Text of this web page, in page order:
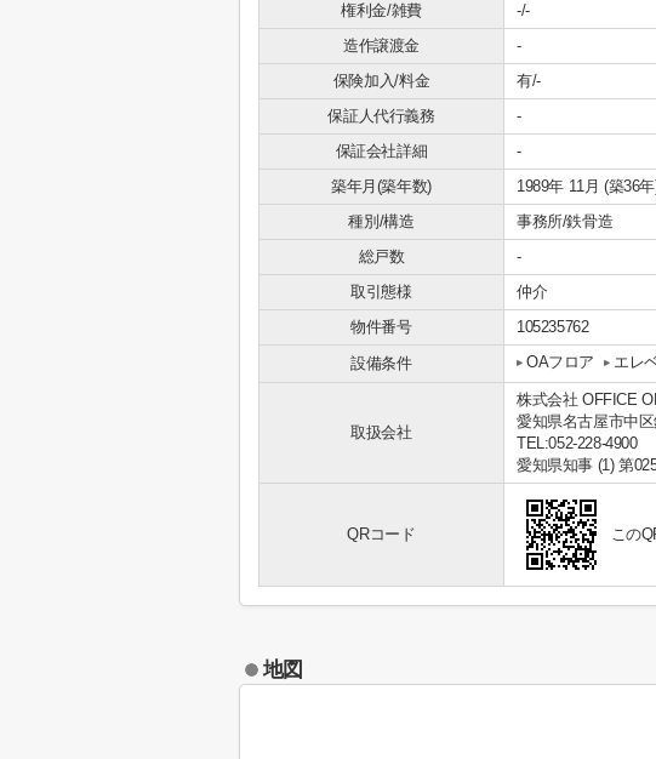
権利金/雑費
-/-
造作譲渡金
-
保険加入/料金
有/-
保証人代行義務
-
保証会社詳細
-
築年月(築年数)
1989年 11月 (築36
種別/構造
事務所/鉄骨造
総戸数
-
取引態様
仲介
物件番号
105235762
設備条件
OAフロア エレ
取扱会社
株式会社 OFFICE
愛知県名古屋市中
TEL:052-228-4900
愛知県知事 (1) 第
QRコード この
地図